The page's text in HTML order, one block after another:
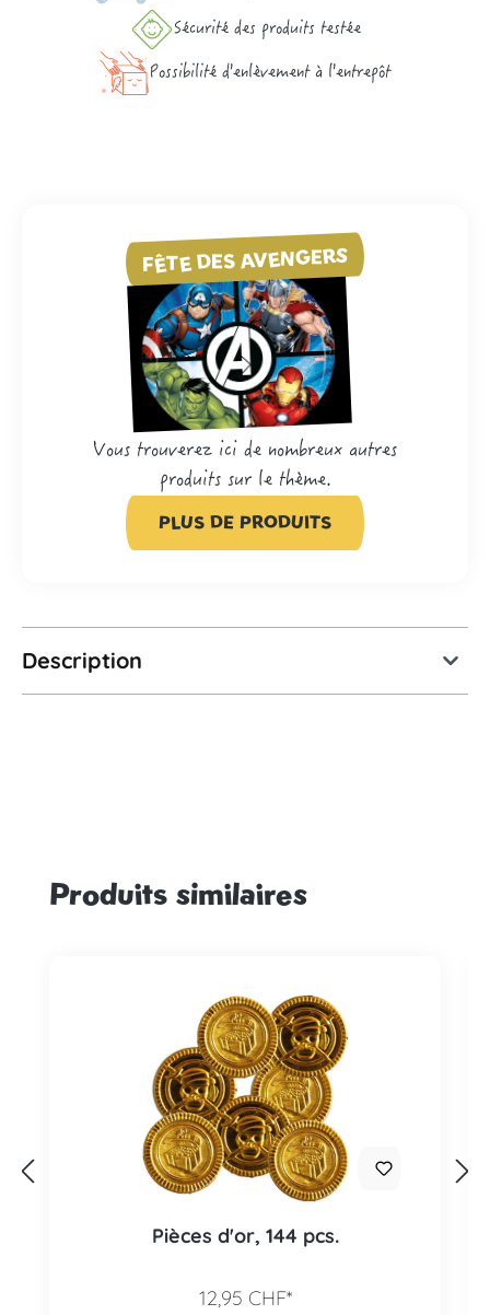
Sécurité des produits testée
Possibilité d'enlèvement à l'entrepôt
FÊTE DES AVENGERS
Vous trouverez ici de nombreux autres
produits sur le thème.
PLUS DE PRODUITS
Description
Ignorer la galerie de produits
Produits similaires
Pièces d'or, 144 pcs.
12,95 CHF*